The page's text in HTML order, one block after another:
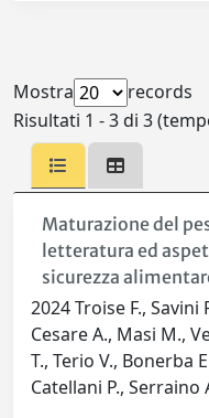
Mostra
records
Risultati 1 - 3 di 3
Maturazione del
letteratura ed
sicurezza
2024 Troise F., Savini
Cesare A., Masi M.,
T., Terio V., Bonerba
Catellani P., Serraino